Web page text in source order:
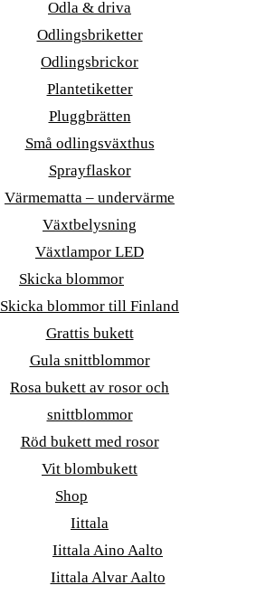
Odla & driva
Odlingsbriketter
Odlingsbrickor
Plantetiketter
Pluggbrätten
Små odlingsväxthus
Sprayflaskor
Värmematta – undervärme
Växtbelysning
Växtlampor LED
Skicka blommor
Skicka blommor till Finland
Grattis bukett
Gula snittblommor
Rosa bukett av rosor och
snittblommor
Röd bukett med rosor
Vit blombukett
Shop
Iittala
Iittala Aino Aalto
Iittala Alvar Aalto